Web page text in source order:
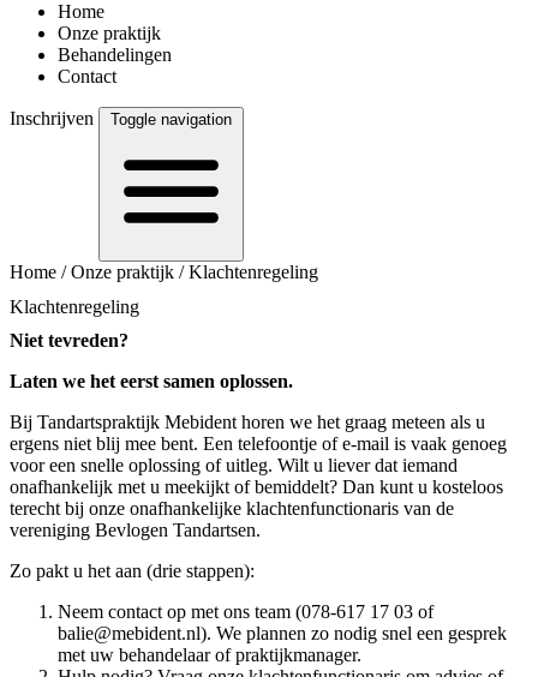
Home
Onze praktijk
Behandelingen
Contact
Inschrijven Toggle navigation
Home /Onze praktijk /Klachtenregeling
Klachtenregeling
Niet tevreden?
Laten we het eerst samen oplossen.
Bij Tandartspraktijk Mebident horen we het graag meteen als u
ergens niet blij mee bent. Een telefoontje of e‑mail is vaak genoeg
voor een snelle oplossing of uitleg. Wilt u liever dat iemand
onafhankelijk met u meekijkt of bemiddelt? Dan kunt u kosteloos
terecht bij onze onafhankelijke klachtenfunctionaris van de
vereniging Bevlogen Tandartsen.
Zo pakt u het aan (drie stappen):
Neem contact op met ons team (078-617 17 03 of
balie@mebident.nl). We plannen zo nodig snel een gesprek
met uw behandelaar of praktijkmanager.